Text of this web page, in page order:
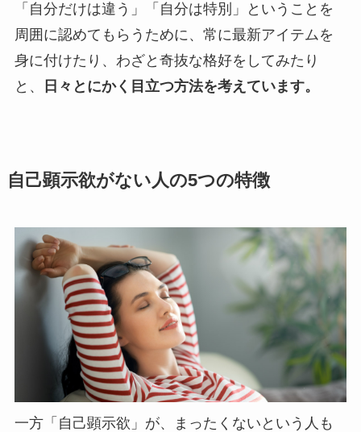
「自分だけは違う」「自分は特別」ということを
周囲に認めてもらうために、常に最新アイテムを
身に付けたり、わざと奇抜な格好をしてみたり
と、
日々とにかく目立つ方法を考えています。
自己顕示欲がない人の5つの特徴
一方「自己顕示欲」が、まったくないという人も